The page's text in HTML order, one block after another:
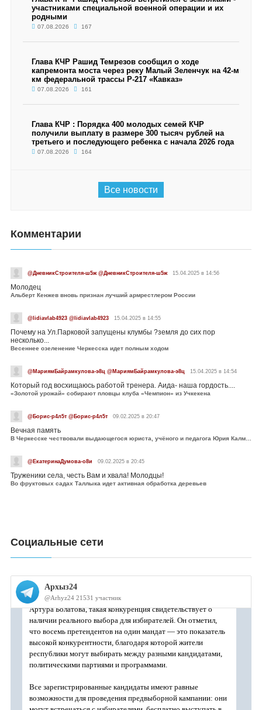
участниками специальной военной операции и их
родными
07.08.2026 167
Глава КЧР Рашид Темрезов сообщил о ходе
капремонта моста через реку Малый Зеленчук на 42-м
км федеральной трассы Р-217 «Кавказ»
07.08.2026 161
Глава КЧР : Порядка 400 молодых семей КЧР
получили выплату в размере 300 тысяч рублей на
третьего и последующего ребенка с начала 2026 года
07.08.2026 164
Все новости
Комментарии
@ДневникСтроителя-ш5ж @ДневникСтроителя-ш5ж 15.04.2025 в 14:56
Молодец
Альберт Кенжев вновь признан лучший армрестлером России
@lidiavlab4923 @lidiavlab4923 15.04.2025 в 14:55
Почему на Ул.Парковой запущены клумбы ?земля до сих пор
несколько...
Весеннее озеленение Черкесска идет полным ходом
@МариямБайрамкулова-э8ц @МариямБайрамкулова-э8ц 15.04.2025 в 14:54
Который год восхищаюсь работой тренера. Аида- наша гордость....
«Золотой урожай» собирают пловцы клуба «Чемпион» из Учкекена
@Борис-р4л5т @Борис-р4л5т 09.02.2025 в 20:47
Вечная память
В Черкесске чествовали выдающегося юриста, учёного и педагога Юрия Калмыкова
@ЕкатеринаДумова-о8и 09.02.2025 в 20:45
Труженики села, честь Вам и хвала! Молодцы!
Во фруктовых садах Таллыка идет активная обработка деревьев
Социальные сети